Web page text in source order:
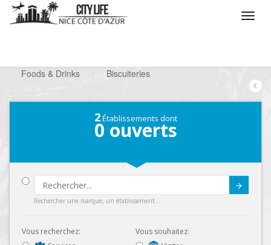
Foods & Drinks
/ Biscuiteries
2Établissements dont
0 ouverts
Rechercher une marque, un établissement...
Vous recherchez:
Vous souhaitez: